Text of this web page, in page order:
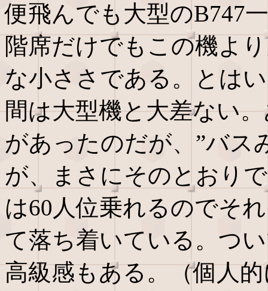
便飛んでも大型のB747
階席だけでもこの機よ
な小ささである。とは
間は大型機と大差ない
があったのだが、”バス
が、まさにそのとおり
は60人位乗れるのでそ
て落ち着いている。つ
高級感もある。（個人